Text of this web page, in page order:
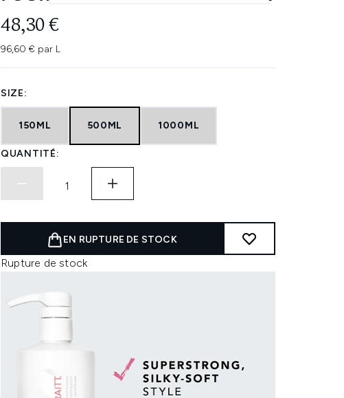
48,30 €
96,60 € par L
SIZE:
150ML 500ML 1000ML
QUANTITÉ:
EN RUPTURE DE STOCK
Rupture de stock